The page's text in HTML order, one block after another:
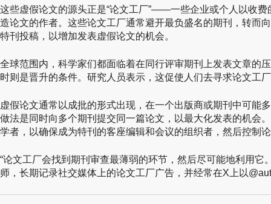
这些虚假论文的源头正是“论文工厂”——一些企业或个人以收
造论文的作者。这些论文工厂通常避开最负盛名的期刊，转而
特刊投稿，以增加发表虚假论文的机会。
全球范围内，科学家们都面临着在同行评审期刊上发表文章
时则是晋升的条件。研究人员表示，这促使人们去寻求论文工
虚假论文通常以成批的形式出现，在一个出版商或期刊中可能
做法是同时向多个期刊提交同一篇论文，以最大化发表的机会
学者，以确保成为特刊的客座编辑和会议的组织者，然后控制
“论文工厂会找到期刊审查最薄弱的环节，然后尽可能地利用它
师，长期记录社交媒体上的论文工厂广告，并经常在X上以